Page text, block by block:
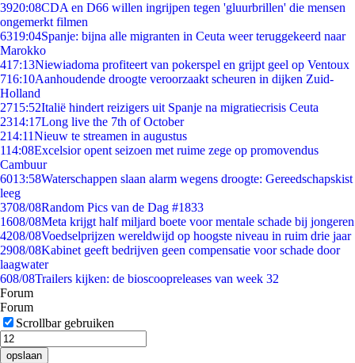
3920:08CDA en D66 willen ingrijpen tegen 'gluurbrillen' die mensen
ongemerkt filmen
6319:04Spanje: bijna alle migranten in Ceuta weer teruggekeerd naar
Marokko
417:13Niewiadoma profiteert van pokerspel en grijpt geel op Ventoux
716:10Aanhoudende droogte veroorzaakt scheuren in dijken Zuid-
Holland
2715:52Italië hindert reizigers uit Spanje na migratiecrisis Ceuta
2314:17Long live the 7th of October
214:11Nieuw te streamen in augustus
114:08Excelsior opent seizoen met ruime zege op promovendus
Cambuur
6013:58Waterschappen slaan alarm wegens droogte: Gereedschapskist
leeg
3708/08Random Pics van de Dag #1833
1608/08Meta krijgt half miljard boete voor mentale schade bij jongeren
4208/08Voedselprijzen wereldwijd op hoogste niveau in ruim drie jaar
2908/08Kabinet geeft bedrijven geen compensatie voor schade door
laagwater
608/08Trailers kijken: de bioscoopreleases van week 32
Forum
Forum
Scrollbar gebruiken
opslaan